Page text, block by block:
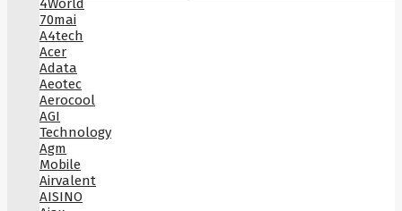
4World
70mai
A4tech
Acer
Adata
Aeotec
Aerocool
AGI
Technology
Agm
Mobile
Airvalent
AISINO